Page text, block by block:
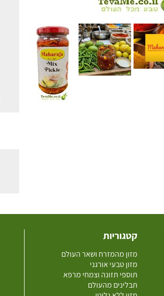
קטגוריות
מזון מהמזרח ושאר העולם
מזון טבעי אורגני
תוספי תזונה וצמחי מרפא
תבלינים מהעולם